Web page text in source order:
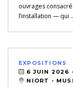
ouvrages
l’installation — qui
EXPOSITIONS
6 JUIN 2026 -
NIORT -